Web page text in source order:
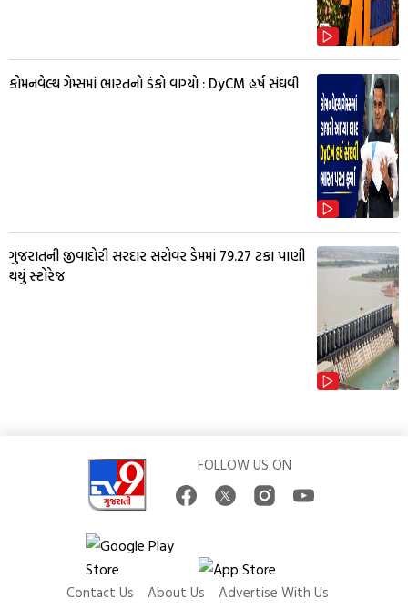
કોમનવેલ્થ ગેમ્સમાં ભારતનો ડંકો વાગ્યો : DyCM હર્ષ સંઘવી
ગુજરાતની જીવાદોરી સરદાર સરોવર ડેમમાં 79.27 ટકા પાણી
થયું સ્ટોરેજ
FOLLOW US ON
Contact Us About Us Advertise With Us